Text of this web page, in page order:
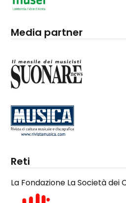
Media partner
Reti
La Fondazione La Società